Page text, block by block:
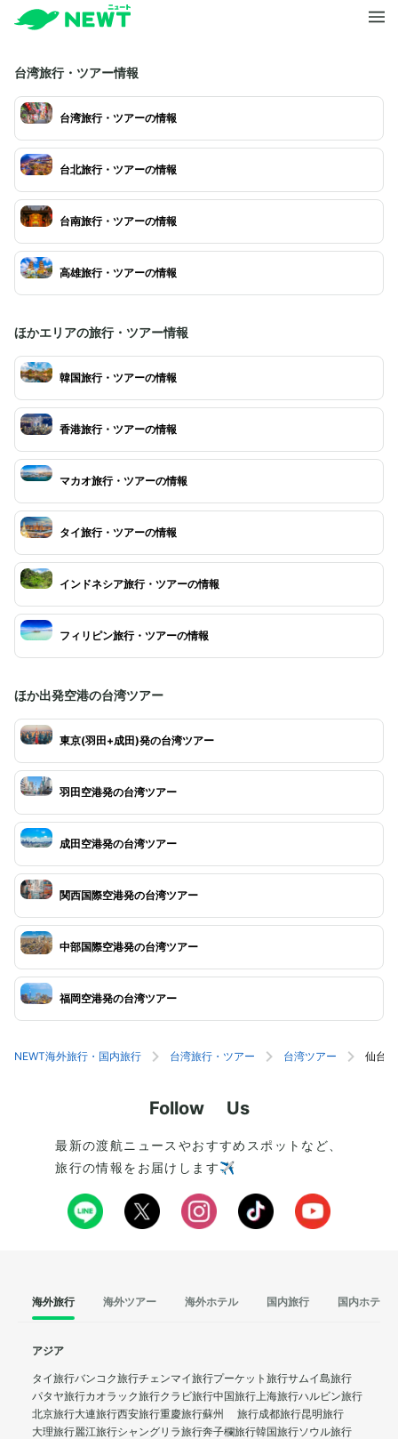
台湾旅行・ツアー情報
台湾旅行・ツアーの情報
台北旅行・ツアーの情報
台南旅行・ツアーの情報
高雄旅行・ツアーの情報
ほかエリアの旅行・ツアー情報
韓国旅行・ツアーの情報
香港旅行・ツアーの情報
マカオ旅行・ツアーの情報
タイ旅行・ツアーの情報
インドネシア旅行・ツアーの情報
フィリピン旅行・ツアーの情報
ほか出発空港の台湾ツアー
東京(羽田+成田)発の台湾ツアー
羽田空港発の台湾ツアー
成田空港発の台湾ツアー
関西国際空港発の台湾ツアー
中部国際空港発の台湾ツアー
福岡空港発の台湾ツアー
NEWT海外旅行・国内旅行 台湾旅行・ツアー 台湾ツアー 仙台
Follow Us
最新の渡航ニュースやおすすめスポットなど、
旅行の情報をお届けします✈️
海外旅行 海外ツアー 海外ホテル 国内旅行 国内ホテル
アジア
タイ旅行バンコク旅行チェンマイ旅行プーケット旅行サムイ島旅行
パタヤ旅行カオラック旅行クラビ旅行中国旅行上海旅行ハルビン旅行
北京旅行大連旅行西安旅行重慶旅行蘇州 旅行成都旅行昆明旅行
大理旅行麗江旅行シャングリラ旅行奔子欄旅行韓国旅行ソウル旅行